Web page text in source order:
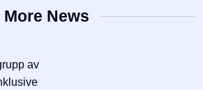
More News